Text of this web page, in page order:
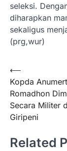
seleksi.
diharapkan
sekaligus
(prg,wur)
Navigasi
pos
⟵
Kopda
Romadhon
Secara Militer
Giripeni
Related